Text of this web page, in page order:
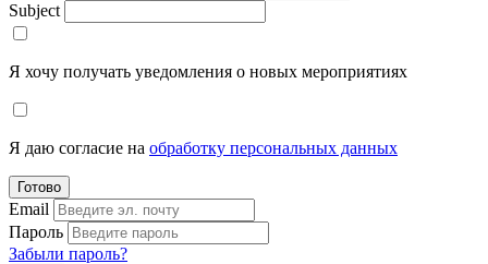
Subject
Я хочу получать уведомления о новых мероприятиях
Я даю согласие на обработку персональных данных
Готово
Email
Пароль
Забыли пароль?